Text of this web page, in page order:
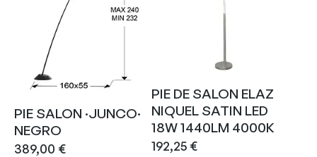
PIE SALON ·JUNCO·
NEGRO
389,00 €
PIE DE SALON ELAZ
NIQUEL SATIN LED
18W 1440LM 4000K
192,25 €